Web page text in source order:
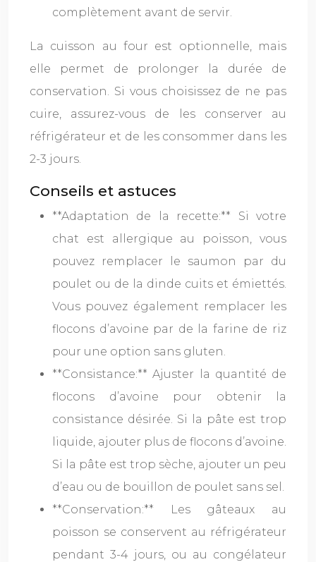
complètement avant de servir.
La cuisson au four est optionnelle, mais
elle permet de prolonger la durée de
conservation. Si vous choisissez de ne pas
cuire, assurez-vous de les conserver au
réfrigérateur et de les consommer dans les
2-3 jours.
Conseils et astuces
**Adaptation de la recette:** Si votre
chat est allergique au poisson, vous
pouvez remplacer le saumon par du
poulet ou de la dinde cuits et émiettés.
Vous pouvez également remplacer les
flocons d’avoine par de la farine de riz
pour une option sans gluten.
**Consistance:** Ajuster la quantité de
flocons d’avoine pour obtenir la
consistance désirée. Si la pâte est trop
liquide, ajouter plus de flocons d’avoine.
Si la pâte est trop sèche, ajouter un peu
d’eau ou de bouillon de poulet sans sel.
**Conservation:** Les gâteaux au
poisson se conservent au réfrigérateur
pendant 3-4 jours, ou au congélateur